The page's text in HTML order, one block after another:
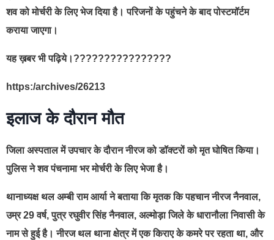
शव को मोर्चरी के लिए भेज दिया है। परिजनों के पहुंचने के बाद पोस्टमॉर्टम
कराया जाएगा।
यह ख़बर भी पढ़िये।????????????????
https:/archives/26213
इलाज के दौरान मौत
जिला अस्पताल में उपचार के दौरान नीरज को डॉक्टरों को मृत घोषित किया।
पुलिस ने शव पंचनामा भर मोर्चरी के लिए भेजा है।
थानाध्यक्ष थल अम्बी राम आर्या ने बताया कि मृतक कि पहचान नीरज नैनवाल,
उम्र 29 वर्ष, पुत्र रघुवीर सिंह नैनवाल, अल्मोड़ा जिले के धारानौला निवासी के
नाम से हुई है। नीरज थल थाना क्षेत्र में एक किराए के कमरे पर रहता था, और